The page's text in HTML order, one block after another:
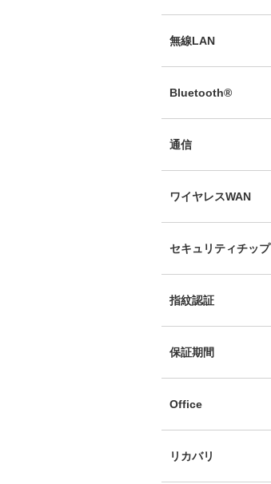
無線LAN
Bluetooth®
通信
ワイヤレスWAN
セキュリティチップ
指紋認証
保証期間
Office
リカバリ